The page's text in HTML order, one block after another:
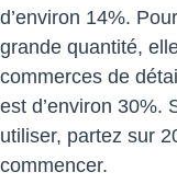
d’environ 14%.
grande quantité,
commerces de
est d’environ 30%.
utiliser, partez sur
commencer.